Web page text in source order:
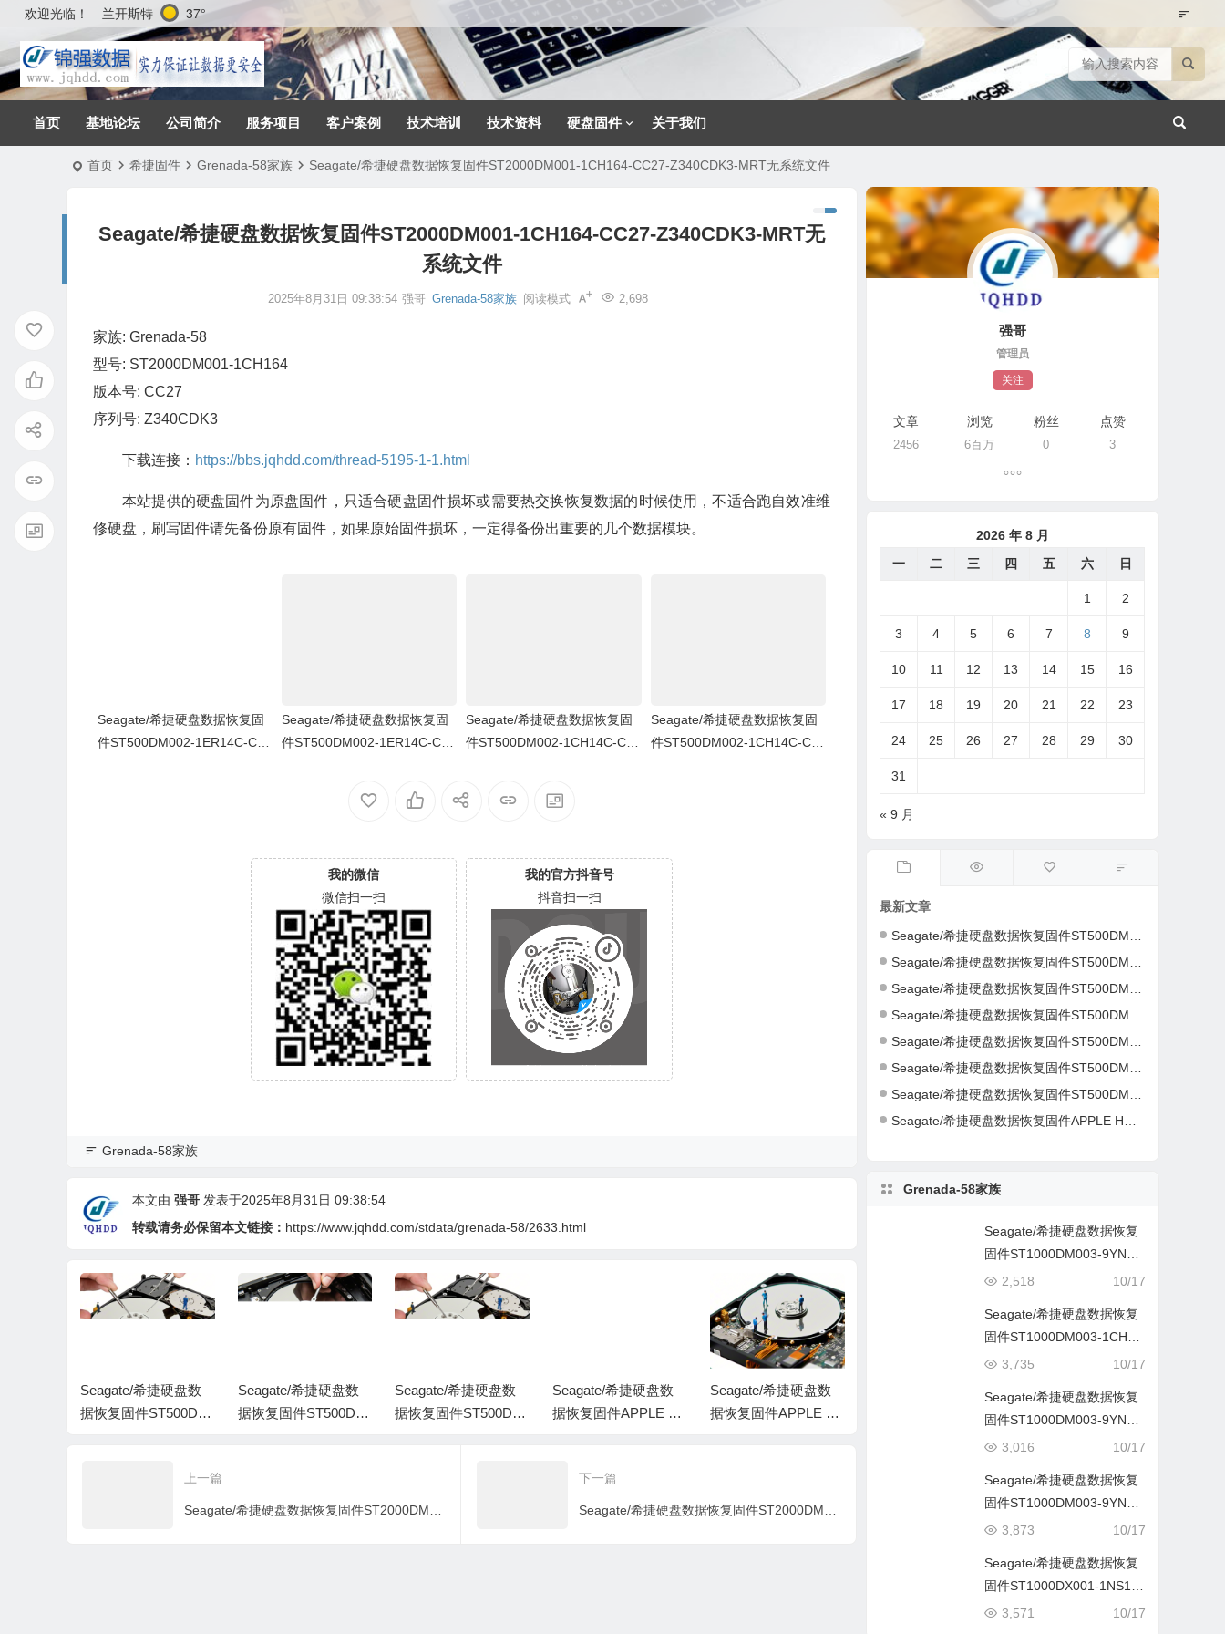
欢迎光临！ 兰开斯特 37°
首页 基地论坛 公司简介 服务项目 客户案例 技术培训 技术资料 硬盘固件 关于我们
首页 希捷固件 Grenada-58家族 Seagate/希捷硬盘数据恢复固件ST2000DM001-1CH164-CC27-Z340CDK3-MRT无系统文件
Seagate/希捷硬盘数据恢复固件ST2000DM001-1CH164-CC27-Z340CDK3-MRT无
系统文件
2025年8月31日 09:38:54 强哥 Grenada-58家族 2,698
阅读模式
家族: Grenada-58
型号: ST2000DM001-1CH164
版本号: CC27
序列号: Z340CDK3
下载连接： https://bbs.jqhdd.com/thread-5195-1-1.html
本站提供的硬盘固件为原盘固件，只适合硬盘固件损坏或需要热交换恢复数据的时候使用，不适合跑自效准维
修硬盘，刷写固件请先备份原有固件，如果原始固件损坏，一定得备份出重要的几个数据模块。
Seagate/希捷硬盘数据恢复固
件ST500DM002-1ER14C-CC
Seagate/希捷硬盘数据恢复固
件ST500DM002-1ER14C-CC
Seagate/希捷硬盘数据恢复固
件ST500DM002-1CH14C-CC
Seagate/希捷硬盘数据恢复固
件ST500DM002-1CH14C-CC
我的微信
微信扫一扫
我的官方抖音号
抖音扫一扫
Grenada-58家族
本文由 强哥 发表于2025年8月31日 09:38:54
转载请务必保留本文链接： https://www.jqhdd.com/stdata/grenada-58/2633.html
Seagate/希捷硬盘数
据恢复固件ST500DM
Seagate/希捷硬盘数
据恢复固件ST500DM
Seagate/希捷硬盘数
据恢复固件ST500DM
Seagate/希捷硬盘数
据恢复固件APPLE H
000全套
Seagate/希捷硬盘数
据恢复固件APPLE H
Seagate/希捷硬盘数
据恢复固件ST3000D
Seagate/希捷硬盘数
据恢复固件ST500DM
套
上一篇 下一篇
强哥
管理员
关注
文章
2456
浏览
6百万
粉丝
0
点赞
3
2026 年 8 月
一
二 三 四 五 六 日
1 2
3 4 5 6 7 8 9
10 11 12 13 14 15 16
17 18 19 20 21 22 23
24 25 26 27 28 29 30
31
« 9 月
最新文章
Seagate/希捷硬盘数据恢复固件ST500DM002-1ER14C-CC46-S4Y4K583-PC3000全套
Seagate/希捷硬盘数据恢复固件ST500DM002-1ER14C-CC43-Z4Y16NC5-PC3000全套
Seagate/希捷硬盘数据恢复固件ST500DM002-1CH14C-CC49-Z1DA7L6D-PC3000全套
Seagate/希捷硬盘数据恢复固件ST500DM002-1CH14C-CC49-Z1DA7L6D-PC3000全套
Seagate/希捷硬盘数据恢复固件ST500DM002-1CH14C-CC49-S1DHMP2Y-PC3000全套
Seagate/希捷硬盘数据恢复固件ST500DM002-1CH14C-CC47-W1D1W19H-PC3000全套
Seagate/希捷硬盘数据恢复固件ST500DM002-1CH14C-CC46-Z1D9B2G6-PC3000全套
Seagate/希捷硬盘数据恢复固件APPLE HDD ST2000DM001-AQ03-W8E01Z5H-PC3000全套
Grenada-58家族
Seagate/希捷硬盘数据恢复
固件ST1000DM003-9YN16
2-CC46-W1D062QX
10/17
2,518
Seagate/希捷硬盘数据恢复
固件ST1000DM003-1CH16
2-CC43-S1D4MGXS
10/17
3,735
Seagate/希捷硬盘数据恢复
固件ST1000DM003-9YN16
2-CC4C-S1D0QE07
10/17
3,016
Seagate/希捷硬盘数据恢复
固件ST1000DM003-9YN16
2-CC62-S1D7VAZS
10/17
3,873
Seagate/希捷硬盘数据恢复
固件ST1000DX001-1NS16
2-CC41-Z4YCRD2E
10/17
3,571